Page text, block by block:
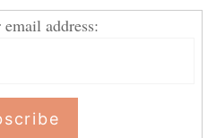
address: